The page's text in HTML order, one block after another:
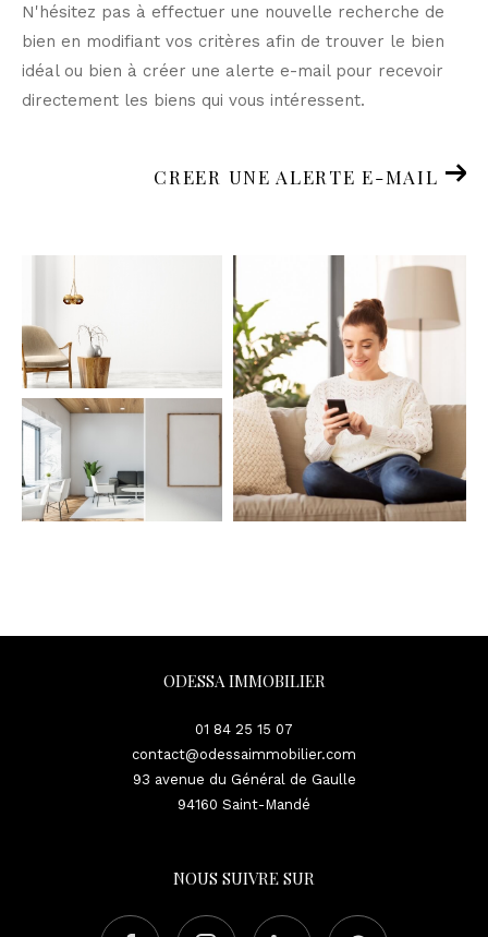
N'hésitez pas à effectuer une nouvelle recherche de
bien en modifiant vos critères afin de trouver le bien
idéal ou bien à créer une alerte e-mail pour recevoir
directement les biens qui vous intéressent.
CREER UNE ALERTE E-MAIL
ODESSA IMMOBILIER
01 84 25 15 07
contact@odessaimmobilier.com
93 avenue du Général de Gaulle
94160
Saint-Mandé
NOUS SUIVRE SUR